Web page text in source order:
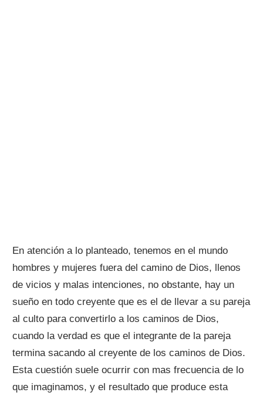
En atención a lo planteado, tenemos en el mundo
hombres y mujeres fuera del camino de Dios, llenos
de vicios y malas intenciones, no obstante, hay un
sueño en todo creyente que es el de llevar a su pareja
al culto para convertirlo a los caminos de Dios,
cuando la verdad es que el integrante de la pareja
termina sacando al creyente de los caminos de Dios.
Esta cuestión suele ocurrir con mas frecuencia de lo
que imaginamos, y el resultado que produce esta